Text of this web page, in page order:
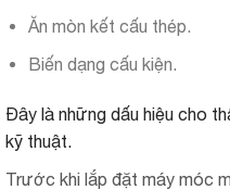
Ăn mòn kết cấu thép.
Biến dạng cấu kiện.
Đây là những dấu hiệu cho
kỹ thuật.
Trước khi lắp đặt máy móc